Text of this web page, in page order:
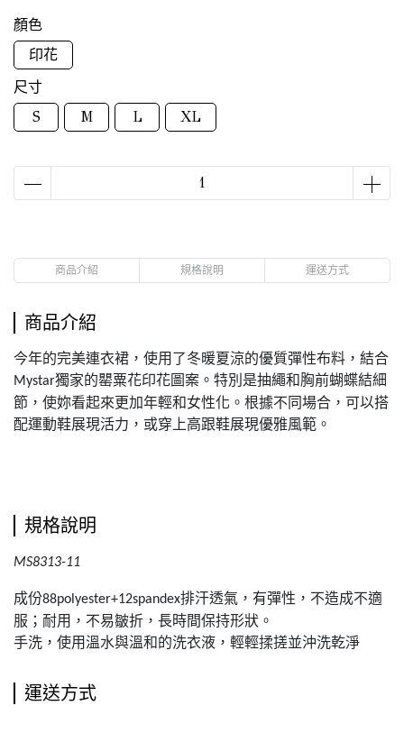
顏色
印花
尺寸
S
M L XL
商品介紹 規格說明 運送方式
商品介紹
今年的完美連衣裙，使用了冬暖夏涼的優質彈性布料，結合
Mystar獨家的罌粟花印花圖案。特別是抽繩和胸前蝴蝶結細
節，使妳看起來更加年輕和女性化。根據不同場合，可以搭
配運動鞋展現活力，或穿上高跟鞋展現優雅風範。
規格說明
MS8313-11
成份88polyester+12spandex排汗透氣，有彈性，不造成不適
服；耐用，不易皺折，長時間保持形狀。
手洗，使用溫水與溫和的洗衣液，輕輕揉搓並沖洗乾淨
運送方式